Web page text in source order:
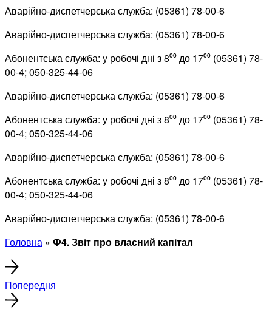
Аварійно-диспетчерська служба: (05361) 78-00-6
Аварійно-диспетчерська служба: (05361) 78-00-6
Абонентська служба: у робочі дні з 8⁰⁰ до 17⁰⁰ (05361) 78-
00-4; 050-325-44-06
Аварійно-диспетчерська служба: (05361) 78-00-6
Абонентська служба: у робочі дні з 8⁰⁰ до 17⁰⁰ (05361) 78-
00-4; 050-325-44-06
Аварійно-диспетчерська служба: (05361) 78-00-6
Абонентська служба: у робочі дні з 8⁰⁰ до 17⁰⁰ (05361) 78-
00-4; 050-325-44-06
Аварійно-диспетчерська служба: (05361) 78-00-6
Головна » Ф4. Звіт про власний капітал
Попередня